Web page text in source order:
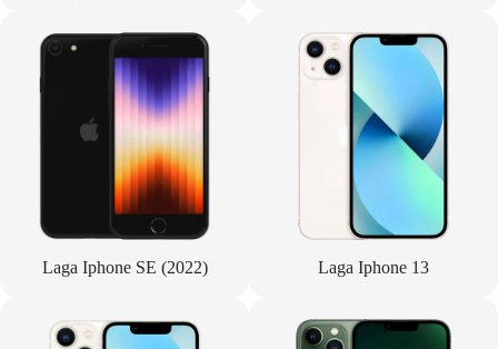
Laga Iphone SE (2022) Laga Iphone 13